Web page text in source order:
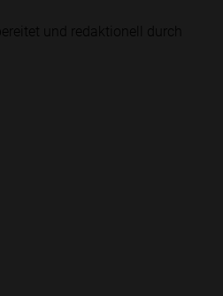
und redaktionell durch